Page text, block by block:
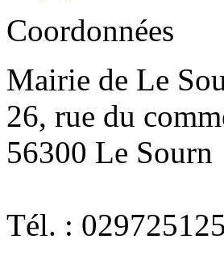
Coordonnées
Mairie de Le
26, rue du
56300 Le Sourn
Tél. :